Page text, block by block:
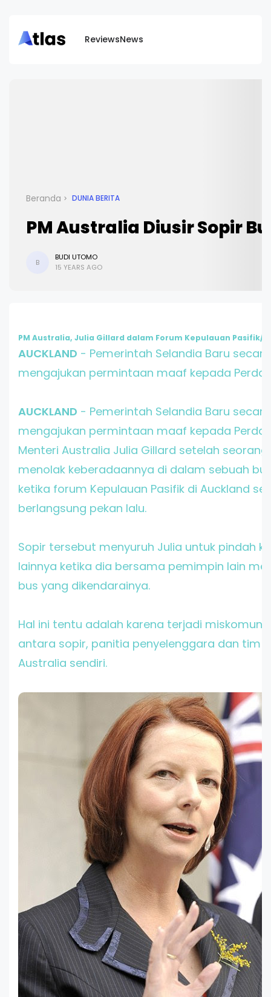
ReviewsNews
Beranda DUNIA BERITA
PM Australia Diusir Sopir
B
BUDI UTOMO
15 YEARS AGO
PM Australia, Julia Gillard dalam Forum Kepulauan Pasifik/
AUCKLAND - Pemerintah Selandia Baru
mengajukan permintaan maaf kepada
AUCKLAND - Pemerintah Selandia Baru
mengajukan permintaan maaf kepada
Menteri Australia Julia Gillard setelah
menolak keberadaannya di dalam sebuah
ketika forum Kepulauan Pasifik di Auckland
berlangsung pekan lalu.
Sopir tersebut menyuruh Julia untuk pindah
lainnya ketika dia bersama pemimpin lain
bus yang dikendarainya.
Hal ini tentu adalah karena terjadi
antara sopir, panitia penyelenggara dan tim
Australia sendiri.